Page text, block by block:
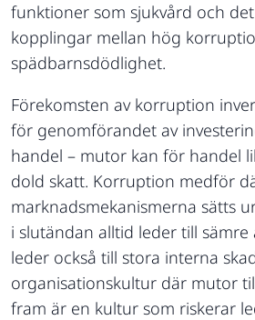
funktioner som sjukvård och
kopplingar mellan hög
spädbarnsdödlighet.
Förekomsten av korruption
för genomförandet av
handel – mutor kan för handel
dold skatt. Korruption medför
marknadsmekanismerna sätts
i slutändan alltid leder till
leder också till stora interna
organisationskultur där mutor
fram är en kultur som riskerar